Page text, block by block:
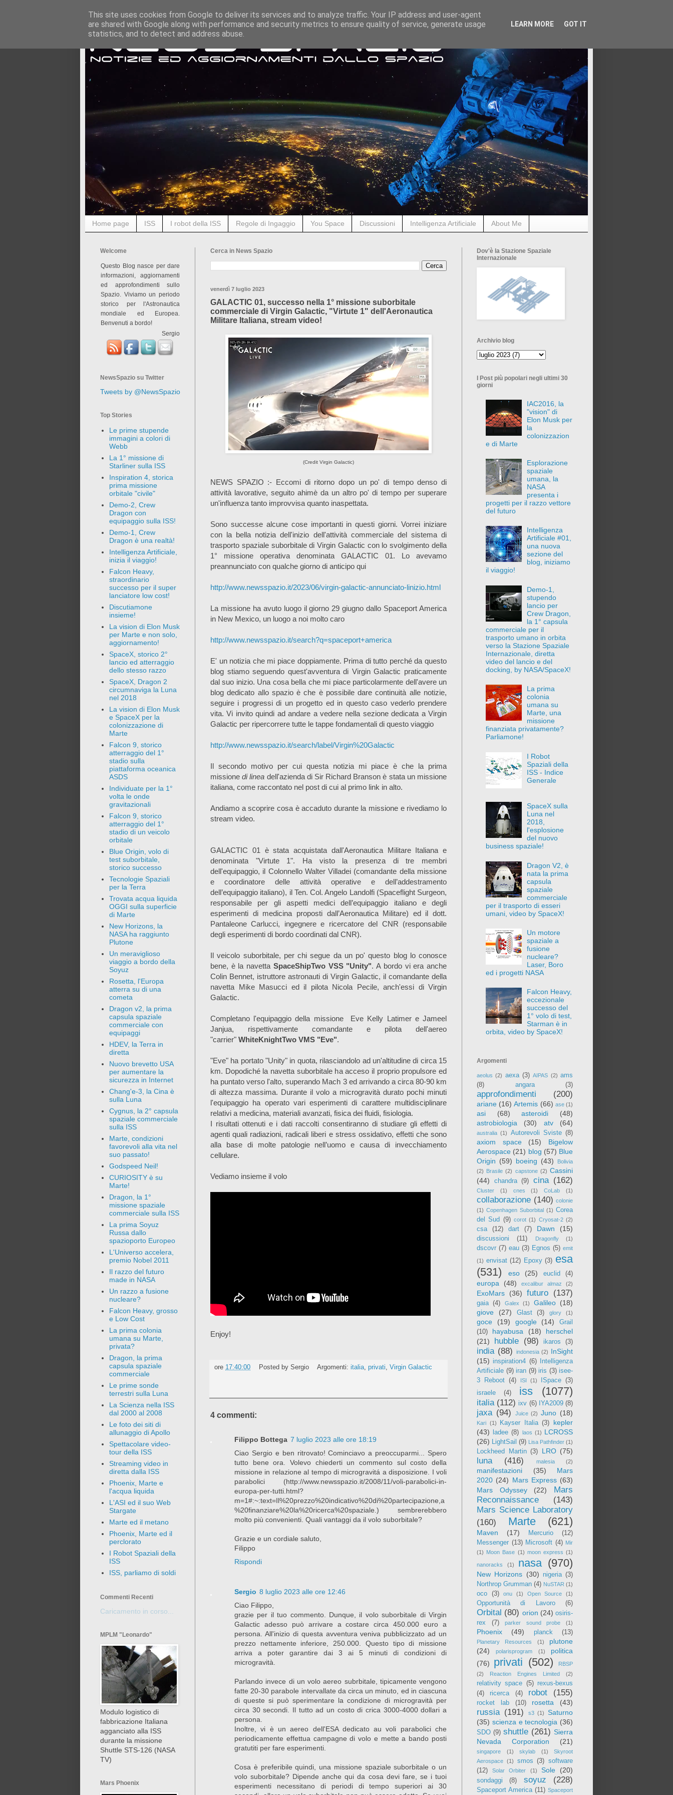
Home page ISS I robot della ISS Regole di Ingaggio You Space Discussioni Intelligenza Artificiale About Me
Cerca in News Spazio
venerdì 7 luglio 2023
GALACTIC 01, successo nella 1° missione suborbitale
commerciale di Virgin Galactic, "Virtute 1" dell'Aeronautica
Militare Italiana, stream video!
(Credit Virgin Galactic)
NEWS SPAZIO :- Eccomi di ritorno dopo un po' di tempo denso di
attività lavorative, seguito ahimè da un altro po' di tempo per superare
un'influenza tanto improvvisa quanto inaspettata.
Sono successe alcune cose importanti in questi giorni. Vorrei iniziare
con la bella notizia dell'inizio dell'attività commerciale del sistema di
trasporto spaziale suborbitale di Virgin Galactic con lo svolgimento della
1° missione operativa denominata GALACTIC 01. Lo avevamo
preannunciato con qualche giorno di anticipo qui
http://www.newsspazio.it/2023/06/virgin-galactic-annunciato-linizio.html
La missione ha avuto luogo il giorno 29 giugno dallo Spaceport America
in New Mexico, un luogo a noi molto caro
http://www.newsspazio.it/search?q=spaceport+america
E' un notizia che mi piace doppiamente. Prima di tutto perché da questo
blog stiamo seguendo quest'avventura di Virgin Galactic praticamente
dal suo inizio. Una cosa bella che mi piace particolarmente dell'avere un
blog dedicato allo spazio è che è possibile dare continuità alle notizie,
seguire i progressi di un progetto ed in questo caso vederlo prendere
vita. Vi invito quindi ad andare a vedere nella sezione dedicata a Virgin
Galactic per ripercorrere tutte le tappe fondamentali di questo viaggio
http://www.newsspazio.it/search/label/Virgin%20Galactic
Il secondo motivo per cui questa notizia mi piace è che la prima
missionedi linea dell'azienda di Sir Richard Branson è stata un missione
italiana, come raccontato nel post di cui al primo link in alto.
Andiamo a scoprire cosa è accaduto durante la missione e rivediamo lo
stream video.
GALACTIC 01 è stata acquistata dall'Aeronautica Militare Italiana e
denominata "Virtute 1". Ha visto la presenza di tre membri
dell'equipaggio, il Colonnello Walter Villadei (comandante della missione
e coordinatore delle attività operative e dell’addestramento
dell’equipaggio italiano), il Ten. Col. Angelo Landolfi (Spaceflight Surgeon,
responsabile per gli aspetti medici dell’equipaggio italiano e degli
esperimenti di medicina proposti dall’Aeronautica Militare) ed il dott.
Pantaleone Carlucci, ingegnere e ricercatore del CNR (responsabile
degli esperimenti di bordo coordinati dal CNR).
Il veicolo suborbitale, per chi segue da un po' questo blog lo conosce
bene, è la navetta SpaceShipTwo VSS "Unity". A bordo vi era anche
Colin Bennet, istruttore astronauti di Virgin Galactic, il comandante della
navetta Mike Masucci ed il pilota Nicola Pecile, anch'essi di Virgin
Galactic.
Completano l'equipaggio della missione Eve Kelly Latimer e Jameel
Janjua, rispettivamente comandante e pilota dell'aereo
"carrier" WhiteKnightTwo VMS "Eve".
"Eve" ha portato "Unity" in quota, rilasciandolo ad un'altitudine di circa 15
km. Dopodiché la navetta suborbitale ha acceso il proprio propulsore ed
ha puntato verso l'alto, superando Mach 3 ed arrivando a circa 80-90 km
di altezza massima. Durante il volo a microgravità durato pochi minuti
l'equipaggio ha operato vari esperimenti di carattere multidisciplinare
relativi a medicina, materiali avanzati, fisica dei fluidi, fisiologia.
I risultati ottenuti e i dati raccolti consentiranno di studiare gli effetti di
agenti quali radiazioni, radicali liberi e stress ossidativo, effetti che sono
alla base di molte patologie nell’uomo e causa di invecchiamento
cellulare.
Vediamo insieme il volo
Enjoy!
ore 17:40:00 Posted by Sergio Argomenti:italia ,privati ,Virgin Galactic
4 commenti:
Filippo Bottega 7 luglio 2023 alle ore 18:19
Ciao Sergio e ben ritrovato! Cominciavo a preoccuparmi... Spero
tutto bene ora. Volevo chiederti un commento sul costo della
missione in relazione al tempo di microgravitá a disposizione. I voli
parabolici (http://www.newsspazio.it/2008/11/voli-parabolici-in-
europa-per-tutti.html?
m=1#:~:text=Il%20prezzo%20indicativo%20di%20partecipazione,a
%20finanziare%20la%20ricerca%20spaziale.) sembrerebbero
molto più convenienti. Quali vantaggi da il volo suborbitale?
Grazie e un cordiale saluto,
Filippo
Rispondi
Sergio 8 luglio 2023 alle ore 12:46
Ciao Filippo,
grazie per il tuo commento. Dunque, il volo suborbitale di Virgin
Galactic adesso può arrivare a costare circa 450.000 euro a
persona. All'inizio di questa avventura veniva pubblicizzato ad un
prezzo nettamente inferiore, 250.000. Questo tipo di missione
arriva a poter garantire dai 3 ai 5 minuti di condizioni di
microgravità.
Parlando invece di un volo aereo subrbitale, tipicamente vengono
fatte 20-30 parabole intervallate da circa un minuto, ed in ciascuna
di queste si può sperimentare la condizione di microgravità per
circa 30 secondi. Il tutto ad un costo di crica 3000-4000 dollari a
persona.
Inoltre, vi è un aereo dell'ESA dedicato au voli parabolici che
periodicamente effettua campagne di volo e mette a bando posti
gratutiti per fare esperimenti.
Cosa è preferibile quindi, una missione spaziale suborbitale o un
volo suborbitale? Dipende anche qui da cosa devi fare, se i tuoi
esperimenti necessitano di periodi di tempo superiori ai 30
Welcome
Questo Blog nasce per dare
informazioni, aggiornamenti
ed approfondimenti sullo
Spazio. Viviamo un periodo
storico per l'Astronautica
mondiale ed Europea.
Benvenuti a bordo!
Sergio
NewsSpazio su Twitter
Tweets by @NewsSpazio
Top Stories
Le prime stupende
immagini a colori di
Webb
La 1° missione di
Starliner sulla ISS
Inspiration 4, storica
prima missione
orbitale "civile"
Demo-2, Crew
Dragon con
equipaggio sulla ISS!
Demo-1, Crew
Dragon è una realtà!
Intelligenza Artificiale,
inizia il viaggio!
Falcon Heavy,
straordinario
successo per il super
lanciatore low cost!
Discutiamone
insieme!
La vision di Elon Musk
per Marte e non solo,
aggiornamento!
SpaceX, storico 2°
lancio ed atterraggio
dello stesso razzo
SpaceX, Dragon 2
circumnaviga la Luna
nel 2018
La vision di Elon Musk
e SpaceX per la
colonizzazione di
Marte
Falcon 9, storico
atterraggio del 1°
stadio sulla
piattaforma oceanica
ASDS
Individuate per la 1°
volta le onde
gravitazionali
Falcon 9, storico
atterraggio del 1°
stadio di un veicolo
orbitale
Blue Origin, volo di
test suborbitale,
storico successo
Tecnologie Spaziali
per la Terra
Trovata acqua liquida
OGGI sulla superficie
di Marte
New Horizons, la
NASA ha raggiunto
Plutone
Un meraviglioso
viaggio a bordo della
Soyuz
Rosetta, l'Europa
atterra su di una
cometa
Dragon v2, la prima
capsula spaziale
commerciale con
equipaggi
HDEV, la Terra in
diretta
Nuovo brevetto USA
per aumentare la
sicurezza in Internet
Chang'e-3, la Cina è
sulla Luna
Cygnus, la 2° capsula
spaziale commerciale
sulla ISS
Marte, condizioni
favorevoli alla vita nel
suo passato!
Godspeed Neil!
CURIOSITY è su
Marte!
Dragon, la 1°
missione spaziale
commerciale sulla ISS
La prima Soyuz
Russa dallo
spazioporto Europeo
L'Universo accelera,
premio Nobel 2011
Il razzo del futuro
made in NASA
Un razzo a fusione
nucleare?
Falcon Heavy, grosso
e Low Cost
La prima colonia
umana su Marte,
privata?
Dragon, la prima
capsula spaziale
commerciale
Le prime sonde
terrestri sulla Luna
La Scienza nella ISS
dal 2000 al 2008
Le foto dei siti di
allunaggio di Apollo
Spettacolare video-
tour della ISS
Streaming video in
diretta dalla ISS
Phoenix, Marte e
l'acqua liquida
L'ASI ed il suo Web
Stargate
Marte ed il metano
Phoenix, Marte ed il
perclorato
I Robot Spaziali della
ISS
ISS, parliamo di soldi
Commenti Recenti
Caricamento in corso...
MPLM "Leonardo"
Modulo logistico di
fabbricazione Italiana
agganciato alla ISS
durante la missione
Shuttle STS-126 (NASA
TV)
Mars Phoenix
Dov'è la Stazione Spaziale
Internazionale
Archivio blog
I Post più popolari negli ultimi 30
giorni
IAC2016, la
"vision" di
Elon Musk per
la
colonizzazion
e di Marte
Esplorazione
spaziale
umana, la
NASA
presenta i
progetti per il razzo vettore
del futuro
Intelligenza
Artificiale #01,
una nuova
sezione del
blog, iniziamo
il viaggio!
Demo-1,
stupendo
lancio per
Crew Dragon,
la 1° capsula
commerciale per il
trasporto umano in orbita
verso la Stazione Spaziale
Internazionale, diretta
video del lancio e del
docking, by NASA/SpaceX!
La prima
colonia
umana su
Marte, una
missione
finanziata privatamente?
Parliamone!
I Robot
Spaziali della
ISS - Indice
Generale
SpaceX sulla
Luna nel
2018,
l'esplosione
del nuovo
business spaziale!
Dragon V2, è
nata la prima
capsula
spaziale
commerciale
per il trasporto di esseri
umani, video by SpaceX!
Un motore
spaziale a
fusione
nucleare?
Laser, Boro
ed i progetti NASA
Falcon Heavy,
eccezionale
successo del
1° volo di test,
Starman è in
orbita, video by SpaceX!
Argomenti
aeolus (2) aexa (3) AIPAS (2) ams
(8)
angara (3)
approfondimenti (200)
ariane (16) Artemis (66) ase (1)
asi (68) asteroidi
(48)
astrobiologia
(30) atv (64)
australia (1) Autorevoli Sviste (8)
axiom space (15)
Bigelow
Aerospace (21) blog (57) Blue
Origin (59) boeing (43)
Bolivia
(2) Brasile (2) capstone (2) Cassini
(44)
chandra (9) cina (162)
Cluster (1) cnes (1) CoLab (1)
collaborazione (140) colonie
(1) Copenhagen Suborbital (1) Corea
del Sud (9) corot (1) Cryosat-2 (2)
csa (12) dart (7) Dawn (15)
discussioni (11) Dragonfly (1)
dscovr (7) eau (3) Egnos (5) emit
(1) envisat (12) Epoxy (3) esa
(531)
eso (25) euclid (4)
europa (48) excalibur almaz (2)
ExoMars (36) futuro (137)
gaia (4) Galex (1) Galileo (18)
giove
(27) Glast (3) glory (1)
goce (19) google (14)
Grail
(10)
hayabusa (18)
herschel
(21)
hubble (98) ikaros (3)
india (88) indonesia (2) InSight
(15) inspiration4 (6)
Intelligenza
Artificiale (9) iran (9) iris (3) isee-
3 Reboot (4) ISI (1) ISpace (3)
israele
(4) iss (1077)
italia (112) ixv (6) IYA2009 (8)
jaxa (94) Juice (2) Juno (18)
Kari (1) Kayser Italia (3)
kepler
(43)
ladee (8) laos (1) LCROSS
(26) LightSail (9) Lisa Pathfinder (1)
Lockheed Martin (3) LRO (75)
luna (416) malesia (2)
manifestazioni (35)
Mars
2020 (24) Mars Express (63)
Mars Odyssey
(22)
Mars
Reconnaissance
(143)
Mars Science Laboratory
(160)
Marte (621)
Maven (17) Mercurio
(12)
Messenger (13) Microsoft (4) Mir
(1) Moon Base (1) moon express (1)
nanoracks (1) nasa (970)
New Horizons (30) nigeria (3)
Northrop Grumman (4) NuSTAR (1)
oco (3) onu (1) Open Source (1)
Opportunità di Lavoro (6)
Orbital (80) orion (24) osiris-
rex
(7) parker sound probe (1)
Phoenix (49) planck (13)
Planetary Resources (1)
plutone
(24)
polarisprogram (1)
politica
(76)
privati (502)
RBSP
(2)
Reaction Engines Limited (2)
relativity space (5) rexus-bexus
(4)
ricerca (4) robot (155)
rocket lab (10) rosetta (43)
russia (191) s3 (1)
Saturno
(35) scienza e tecnologia (36)
SDO (9) shuttle (261) Sierra
Nevada Corporation
(21)
singapore (1) skylab (1)
Skyroot
Aerospace (1) smos (3) software
(12)
Solar Orbiter (1) Sole (20)
sondaggi (8) soyuz (228)
Spaceport America (11) Spaceport
This site uses cookies from Google to deliver its services and to analyze traffic. Your IP address and user-agent
are shared with Google along with performance and security metrics to ensure quality of service, generate usage
statistics, and to detect and address abuse.
LEARN MORE GOT IT